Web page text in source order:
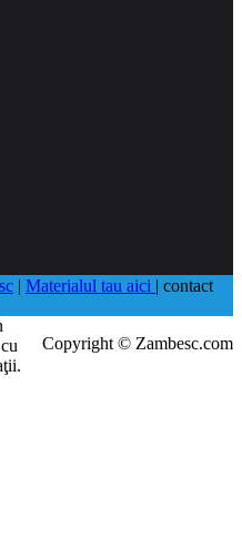
| Materialul tau aici | contact
Copyright © Zambesc.com